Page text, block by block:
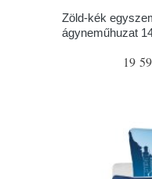
Zöld-kék
ágyneműhuzat
19